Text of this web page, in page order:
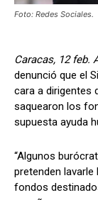
Foto: Redes Sociales.
Caracas, 12 feb.
denunció que el
cara a dirigentes
saquearon los
supuesta ayuda
“Algunos
pretenden
fondos